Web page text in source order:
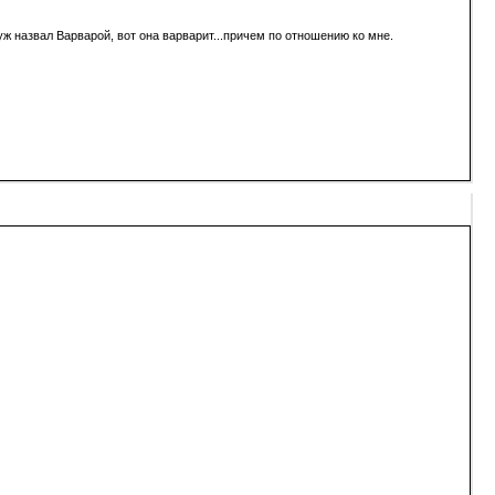
Варварой, вот она варварит...причем по отношению ко мне.